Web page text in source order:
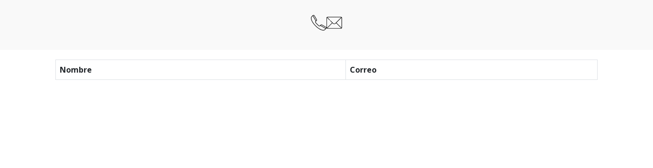
Nombre Correo